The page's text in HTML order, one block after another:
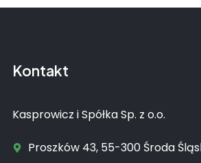
Kontakt
Kasprowicz i Spółka Sp. z o.o.
Proszków 43, 55-300 Środa